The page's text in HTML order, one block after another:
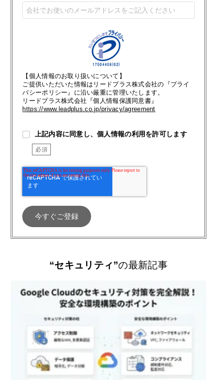
【個人情報のお取り扱いについて】
ご提供いただいた情報はリードプラス株式会社の『プライ
バシーポリシー』に沿い厳重に管理いたします。
リードプラス株式会社『個人情報保護同意書』
https://www.leadplus.co.jp/privacy/agreement
上記内容に同意し、個人情報の利用を許可します
“セキュリティ”の最新記事